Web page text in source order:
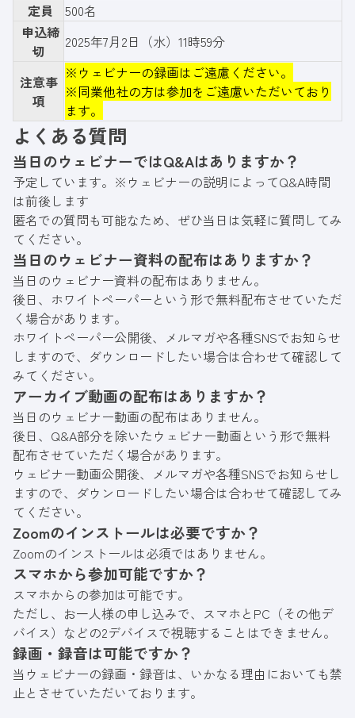
定員
500名
申込締
切
2025年7月2日（水）11時59分
注意事
項
※ウェビナーの録画はご遠慮ください。
※同業他社の方は参加をご遠慮いただいており
ます。
よくある質問
当日のウェビナーではQ&Aはありますか？
予定しています。※ウェビナーの説明によってQ&A時間
は前後します
匿名での質問も可能なため、ぜひ当日は気軽に質問してみ
てください。
当日のウェビナー資料の配布はありますか？
当日のウェビナー資料の配布はありません。
後日、ホワイトペーパーという形で無料配布させていただ
く場合があります。
ホワイトペーパー公開後、メルマガや各種SNSでお知らせ
しますので、ダウンロードしたい場合は合わせて確認して
みてください。
アーカイブ動画の配布はありますか？
当日のウェビナー動画の配布はありません。
後日、Q&A部分を除いたウェビナー動画という形で無料
配布させていただく場合があります。
ウェビナー動画公開後、メルマガや各種SNSでお知らせし
ますので、ダウンロードしたい場合は合わせて確認してみ
てください。
Zoomのインストールは必要ですか？
Zoomのインストールは必須ではありません。
スマホから参加可能ですか？
スマホからの参加は可能です。
ただし、お一人様の申し込みで、スマホとPC（その他デ
バイス）などの2デバイスで視聴することはできません。
録画・録音は可能ですか？
当ウェビナーの録画・録音は、いかなる理由においても禁
止とさせていただいております。